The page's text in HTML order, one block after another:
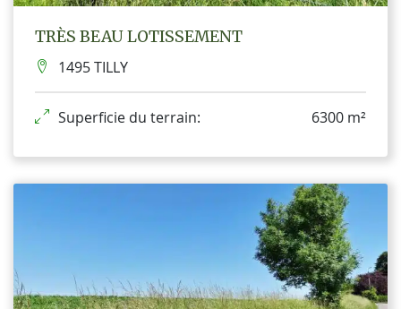
TRÈS BEAU LOTISSEMENT
1495 TILLY
Superficie du terrain: 6300 m²